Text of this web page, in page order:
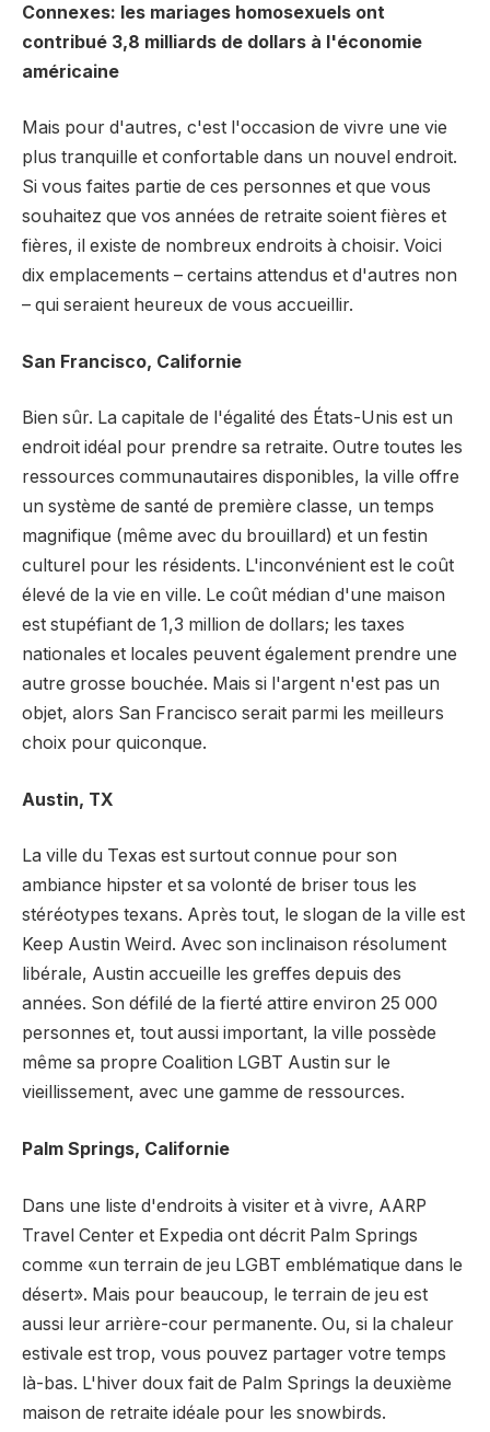
Connexes: les mariages homosexuels ont
contribué 3,8 milliards de dollars à l'économie
américaine
Mais pour d'autres, c'est l'occasion de vivre une vie
plus tranquille et confortable dans un nouvel endroit.
Si vous faites partie de ces personnes et que vous
souhaitez que vos années de retraite soient fières et
fières, il existe de nombreux endroits à choisir. Voici
dix emplacements – certains attendus et d'autres non
– qui seraient heureux de vous accueillir.
San Francisco, Californie
Bien sûr. La capitale de l'égalité des États-Unis est un
endroit idéal pour prendre sa retraite. Outre toutes les
ressources communautaires disponibles, la ville offre
un système de santé de première classe, un temps
magnifique (même avec du brouillard) et un festin
culturel pour les résidents. L'inconvénient est le coût
élevé de la vie en ville. Le coût médian d'une maison
est stupéfiant de 1,3 million de dollars; les taxes
nationales et locales peuvent également prendre une
autre grosse bouchée. Mais si l'argent n'est pas un
objet, alors San Francisco serait parmi les meilleurs
choix pour quiconque.
Austin, TX
La ville du Texas est surtout connue pour son
ambiance hipster et sa volonté de briser tous les
stéréotypes texans. Après tout, le slogan de la ville est
Keep Austin Weird. Avec son inclinaison résolument
libérale, Austin accueille les greffes depuis des
années. Son défilé de la fierté attire environ 25 000
personnes et, tout aussi important, la ville possède
même sa propre Coalition LGBT Austin sur le
vieillissement, avec une gamme de ressources.
Palm Springs, Californie
Dans une liste d'endroits à visiter et à vivre, AARP
Travel Center et Expedia ont décrit Palm Springs
comme «un terrain de jeu LGBT emblématique dans le
désert». Mais pour beaucoup, le terrain de jeu est
aussi leur arrière-cour permanente. Ou, si la chaleur
estivale est trop, vous pouvez partager votre temps
là-bas. L'hiver doux fait de Palm Springs la deuxième
maison de retraite idéale pour les snowbirds.